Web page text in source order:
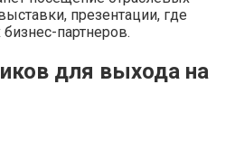
презентации, где
партнеров.
для выхода на